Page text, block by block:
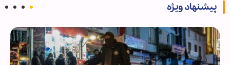
پیشنهاد ویژه